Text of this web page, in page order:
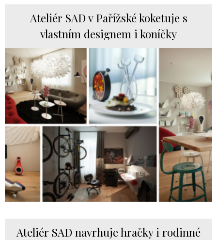
Ateliér SAD v Pařížské koketuje s
vlastním designem i koníčky
Ateliér SAD navrhuje hračky i rodinné